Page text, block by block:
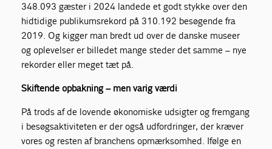
348.093 gæster i 2024 landede et godt stykke over den
hidtidige publikumsrekord på 310.192 besøgende fra
2019. Og kigger man bredt ud over de danske museer
og oplevelser er billedet mange steder det samme – nye
rekorder eller meget tæt på.
Skiftende opbakning – men varig værdi
På trods af de lovende økonomiske udsigter og fremgang
i besøgsaktiviteten er der også udfordringer, der kræver
vores og resten af branchens opmærksomhed. Ifølge en